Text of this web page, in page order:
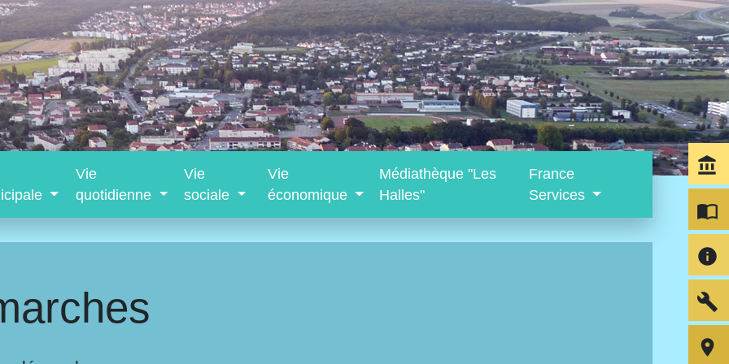
Vie
quotidienne
Vie
sociale
Vie
économique
Médiathèque "Les
Halles"
France
Services
account_balance
import_contacts
info
build
room